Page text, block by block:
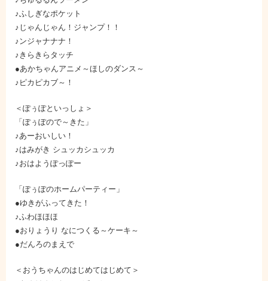
♪ふしぎなポケット
♪じゃんじゃん！ジャンプ！！
♪ンジャナナナ！
♪きらきらタッチ
●あかちゃんアニメ～ほしのダンス～
♪ピカピカブ～！
＜ぽぅぽといっしょ＞
「ぽぅぽので～きた」
♪あーおいしい！
♪はみがき シュッカシュッカ
♪おはようぽっぽー
「ぽぅぽのホームパーティー」
●ゆきがふってきた！
♪ふわほほほ
●おりょうり なにつくる～ケーキ～
●だんろのまえで
＜おうちゃんのはじめてはじめて＞